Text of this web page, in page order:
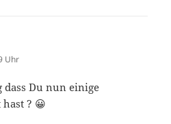
Uhr
dass Du nun einige
? 😀